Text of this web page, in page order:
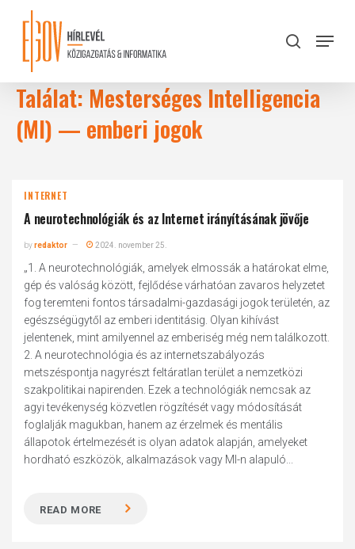
content
search
Menu
Találat: Mesterséges Intelligencia
(MI) — emberi jogok
INTERNET
A neurotechnológiák és az Internet irányításának jövője
byredaktor 2024. november 25.
„1. A neurotechnológiák, amelyek elmossák a határokat elme,
gép és valóság között, fejlődése várhatóan zavaros helyzetet
fog teremteni fontos társadalmi-gazdasági jogok területén, az
egészségügytől az emberi identitásig. Olyan kihívást
jelentenek, mint amilyennel az emberiség még nem találkozott.
2. A neurotechnológia és az internetszabályozás
metszéspontja nagyrészt feltáratlan terület a nemzetközi
szakpolitikai napirenden. Ezek a technológiák nemcsak az
agyi tevékenység közvetlen rögzítését vagy módosítását
foglalják magukban, hanem az érzelmek és mentális
állapotok értelmezését is olyan adatok alapján, amelyeket
hordható eszközök, alkalmazások vagy MI-n alapuló...
READ MORE
Close